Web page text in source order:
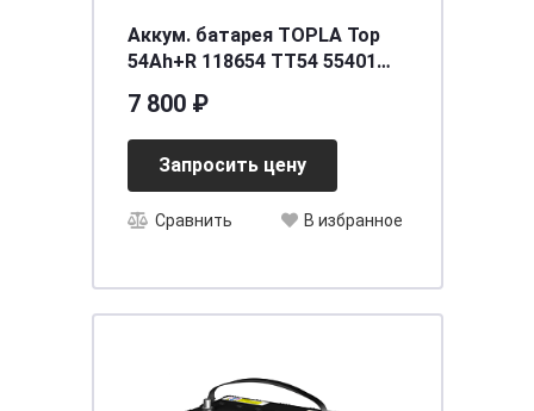
Аккум. батарея TOPLA Top
54Ah+R 118654 TT54 55401
7 800 ₽
Запросить цену
Сравнить В избранное